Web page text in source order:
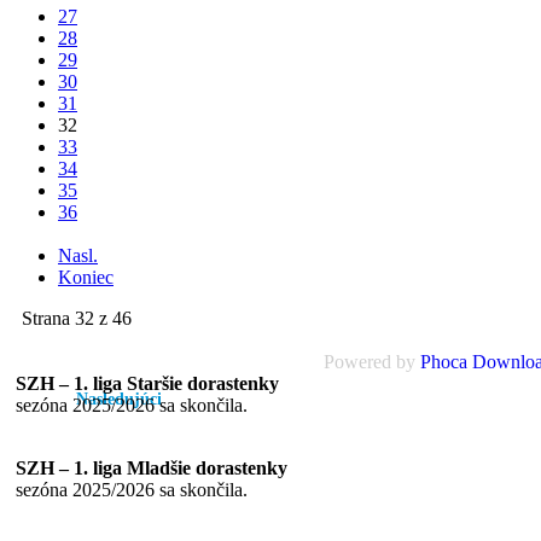
27
28
29
30
31
32
33
34
35
36
Nasl.
Koniec
Strana 32 z 46
Powered by Phoca
Nasledujúciprogram
SZH – 1. liga Staršie dorastenky
sezóna 2025/2026 sa skončila.
SZH – 1. liga Mladšie dorastenky
sezóna 2025/2026 sa skončila.